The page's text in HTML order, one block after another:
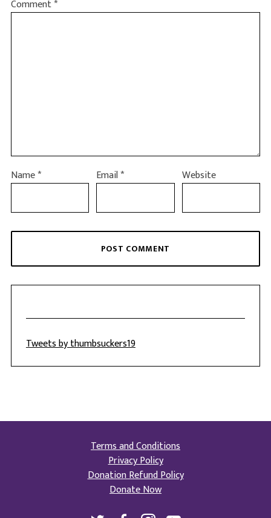
Comment*
Name* Email* Website
Tweets by thumbsuckers19
Terms and Conditions
Privacy Policy
Donation Refund Policy
Donate Now